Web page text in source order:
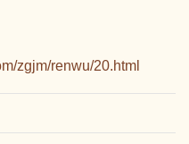
zgjm/renwu/20.html